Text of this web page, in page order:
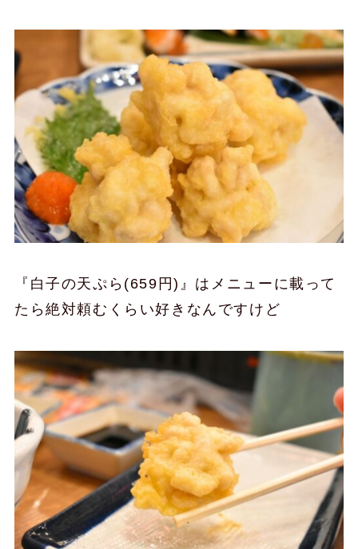
『白子の天ぷら(659円)』はメニューに載って
たら絶対頼むくらい好きなんですけど